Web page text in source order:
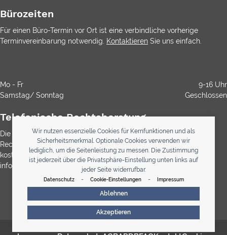
Wir nutzen essenzielle Cookies für Kernfunktionen und als
Sicherheitsmerkmal. Optionale Cookies verwenden wir
lediglich, um die Seitenleistung zu messen. Die Zustimmung
ist jederzeit über die Privatsphäre-Einstellung unten links auf
jeder Seite widerrufbar.
Datenschutz - Cookie-Einstellungen - Impressum
Akzeptieren
Ablehnen
Bürozeiten
Für einen Büro-Termin vor Ort ist eine verbindliche vorherige
Terminvereinbarung notwendig.
Kontaktieren Sie uns einfach.
Mo - Fr
9-16 Uhr
Samstag/ Sonntag
Geschlossen
Telefonische Rechtsberatung
Die Durchwahl ist kostenlos. Die Rechtsberatung ist gemäß
Rechtsanwaltsvergütungsgesetz (RVG) bei Anwälten immer
kostenpflichtig. Über etwaig anfallende Kosten werden Sie
informiert
0800 123 33 34